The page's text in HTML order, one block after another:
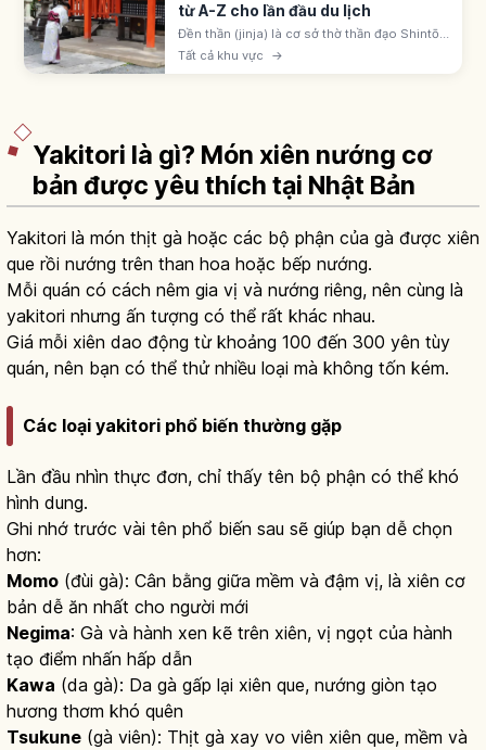
từ A-Z cho lần đầu du lịch
Đền thần (jinja) là cơ sở thờ thần đạo Shintō
Nhật, khoảng 80.000 ngôi. Nhận biết qua
cổng torii; quy trình: torii, temizuya, ni-rei ni-
Tất cả khu vực →
Yakitori là gì? Món xiên nướng cơ
bản được yêu thích tại Nhật Bản
Yakitori là món thịt gà hoặc các bộ phận của gà được xiên
que rồi nướng trên than hoa hoặc bếp nướng.
Mỗi quán có cách nêm gia vị và nướng riêng, nên cùng là
yakitori nhưng ấn tượng có thể rất khác nhau.
Giá mỗi xiên dao động từ khoảng 100 đến 300 yên tùy
quán, nên bạn có thể thử nhiều loại mà không tốn kém.
Các loại yakitori phổ biến thường gặp
Lần đầu nhìn thực đơn, chỉ thấy tên bộ phận có thể khó
hình dung.
Ghi nhớ trước vài tên phổ biến sau sẽ giúp bạn dễ chọn
hơn:
Momo (đùi gà): Cân bằng giữa mềm và đậm vị, là xiên cơ
bản dễ ăn nhất cho người mới
Negima: Gà và hành xen kẽ trên xiên, vị ngọt của hành
tạo điểm nhấn hấp dẫn
Kawa (da gà): Da gà gấp lại xiên que, nướng giòn tạo
hương thơm khó quên
Tsukune (gà viên): Thịt gà xay vo viên xiên que, mềm và